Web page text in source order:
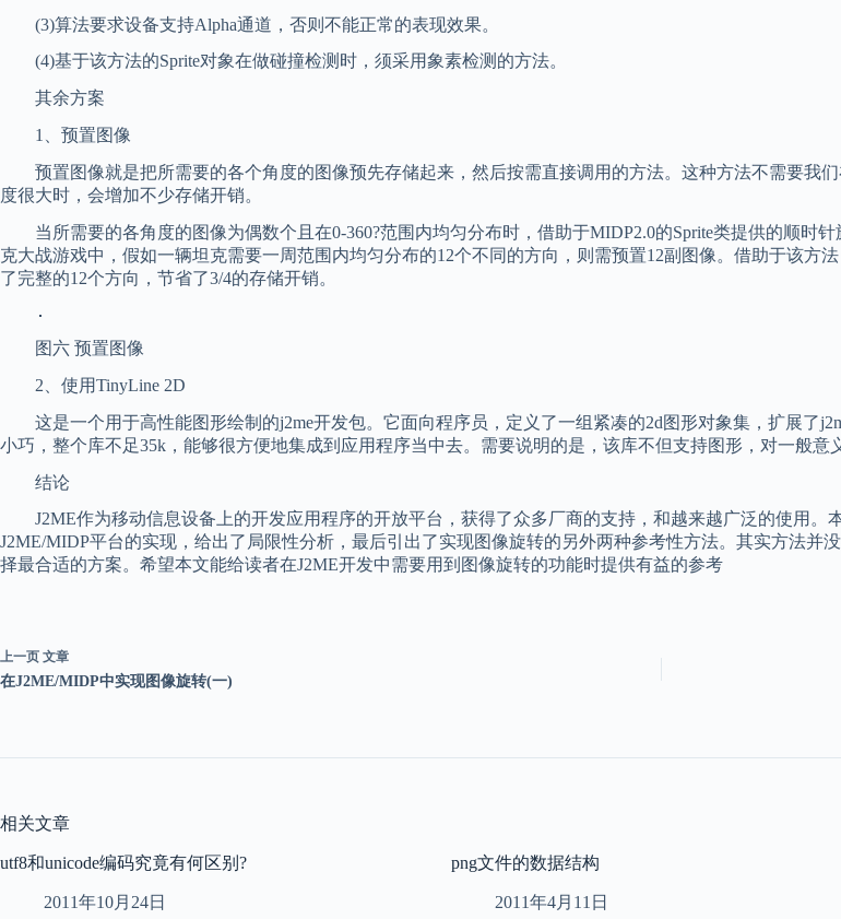
(3)算法要求设备支持Alpha通道，否则不能正常的表现效果。
(4)基于该方法的Sprite对象在做碰撞检测时，须采用象素检测的方法。
其余方案
1、预置图像
预置图像就是把所需要的各个角度的图像预先存储起来，然后按需直接调用的方法。这种方法不需要我
度很大时，会增加不少存储开销。
当所需要的各角度的图像为偶数个且在0-360?范围内均匀分布时，借助于MIDP2.0的Sprite类提供的顺时针
克大战游戏中，假如一辆坦克需要一周范围内均匀分布的12个不同的方向，则需预置12副图像。借助于该方
了完整的12个方向，节省了3/4的存储开销。
图六 预置图像
2、使用TinyLine 2D
这是一个用于高性能图形绘制的j2me开发包。它面向程序员，定义了一组紧凑的2d图形对象集，扩展了
小巧，整个库不足35k，能够很方便地集成到应用程序当中去。需要说明的是，该库不但支持图形，对一般意
结论
J2ME作为移动信息设备上的开发应用程序的开放平台，获得了众多厂商的支持，和越来越广泛的使用。
J2ME/MIDP平台的实现，给出了局限性分析，最后引出了实现图像旋转的另外两种参考性方法。其实方法
择最合适的方案。希望本文能给读者在J2ME开发中需要用到图像旋转的功能时提供有益的参考
上一页 文章
在J2ME/MIDP中实现图像旋转(一)
相关文章
utf8和unicode编码究竟有何区别?
2011年10月24日
png文件的数据结构
2011年4月11日